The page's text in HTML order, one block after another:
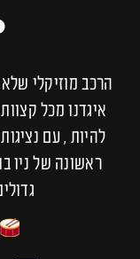
הרכב מוזיקלי
איגדנו מכל
להיות , עם
ראשונה של ניו